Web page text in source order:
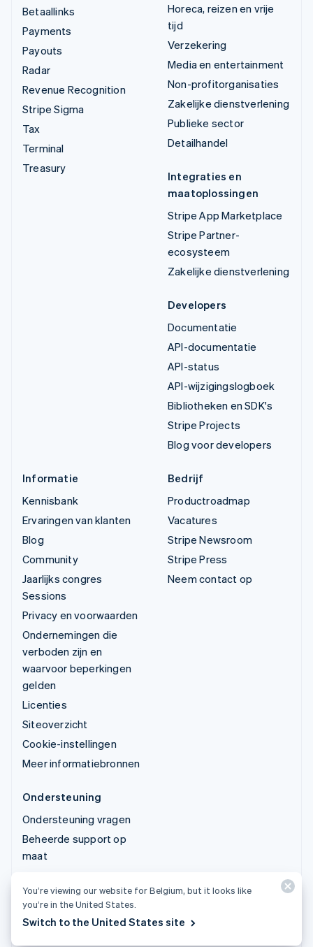
Betaallinks
Payments
Payouts
Radar
Revenue Recognition
Stripe Sigma
Tax
Terminal
Treasury
Horeca, reizen en vrije
tijd
Verzekering
Media en entertainment
Non-profitorganisaties
Zakelijke dienstverlening
Publieke sector
Detailhandel
Integraties en
maatoplossingen
Stripe App Marketplace
Stripe Partner-
ecosysteem
Zakelijke dienstverlening
Developers
Documentatie
API-documentatie
API-status
API-wijzigingslogboek
Bibliotheken en SDK's
Stripe Projects
Blog voor developers
Informatie
Kennisbank
Ervaringen van klanten
Blog
Community
Jaarlijks congres
Sessions
Privacy en voorwaarden
Ondernemingen die
verboden zijn en
waarvoor beperkingen
gelden
Licenties
Siteoverzicht
Cookie-instellingen
Meer informatiebronnen
Bedrijf
Productroadmap
Vacatures
Stripe Newsroom
Stripe Press
Neem contact op
Ondersteuning
Ondersteuning vragen
Beheerde support op
maat
© 2026 Stripe, LLC
You’re viewing our website for Belgium, but it looks like
you’re in the United States.
Switch to the United States site